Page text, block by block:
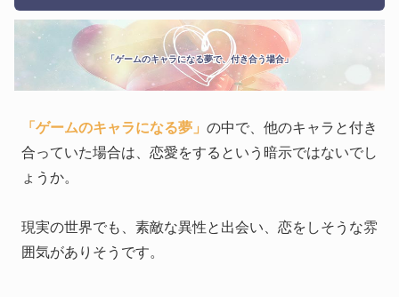
「ゲームのキャラになる夢で、付き合う場合」
「ゲームのキャラになる夢」 の中で、他のキャラと付き
合っていた場合は、恋愛をするという暗示ではないでし
ょうか。
現実の世界でも、素敵な異性と出会い、恋をしそうな雰
囲気がありそうです。